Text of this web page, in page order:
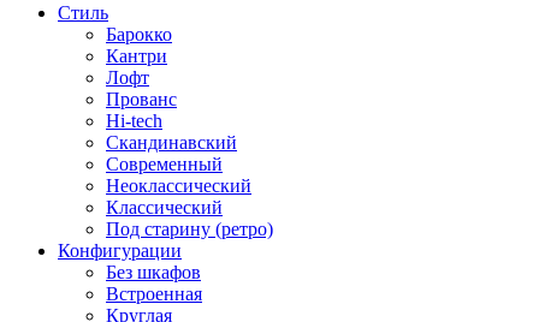
Стиль
Барокко
Кантри
Лофт
Прованс
Hi-tech
Скандинавский
Современный
Неоклассический
Классический
Под старину (ретро)
Конфигурации
Без шкафов
Встроенная
Круглая